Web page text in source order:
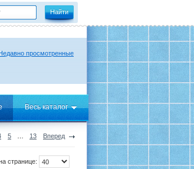
просмотренные
Весь каталог
5 13 Вперед
странице: